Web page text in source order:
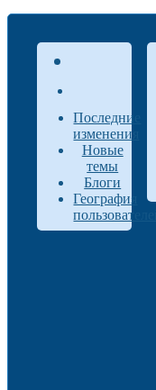
Последние
изменения
Новые
темы
Блоги
География
пользователей